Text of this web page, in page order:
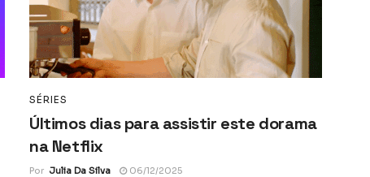
SÉRIES
Últimos dias para assistir este dorama
na Netflix
Por Julia Da Silva 06/12/2025